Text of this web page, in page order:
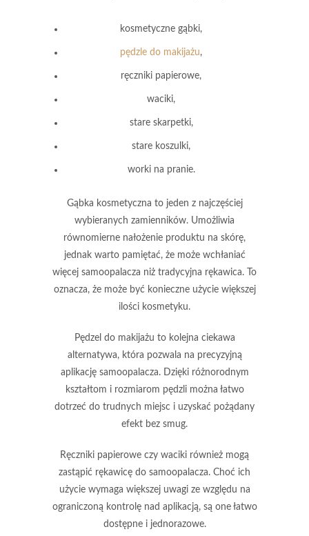
kosmetyczne gąbki,
pędzle do makijażu,
ręczniki papierowe,
waciki,
stare skarpetki,
stare koszulki,
worki na pranie.
Gąbka kosmetyczna to jeden z najczęściej
wybieranych zamienników. Umożliwia
równomierne nałożenie produktu na skórę,
jednak warto pamiętać, że może wchłaniać
więcej samoopalacza niż tradycyjna rękawica. To
oznacza, że może być konieczne użycie większej
ilości kosmetyku.
Pędzel do makijażu to kolejna ciekawa
alternatywa, która pozwala na precyzyjną
aplikację samoopalacza. Dzięki różnorodnym
kształtom i rozmiarom pędzli można łatwo
dotrzeć do trudnych miejsc i uzyskać pożądany
efekt bez smug.
Ręczniki papierowe czy waciki również mogą
zastąpić rękawicę do samoopalacza. Choć ich
użycie wymaga większej uwagi ze względu na
ograniczoną kontrolę nad aplikacją, są one łatwo
dostępnei jednorazowe.